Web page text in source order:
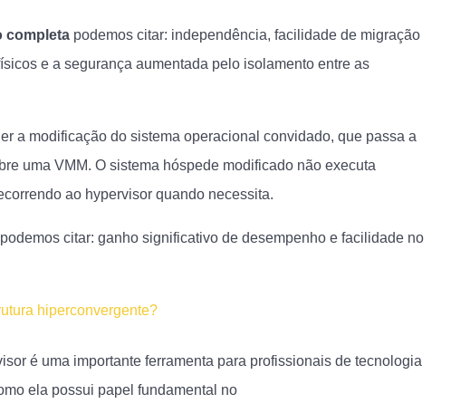
completa podemos citar: independência, facilidade de migração
e a segurança aumentada pelo isolamento entre as
a modificação do sistema operacional convidado, que passa a
uma VMM. O sistema hóspede modificado não executa
ao hypervisor quando necessita.
citar: ganho significativo de desempenho e facilidade no
hiperconvergente?
é uma importante ferramenta para profissionais de tecnologia
ela possui papel fundamental no